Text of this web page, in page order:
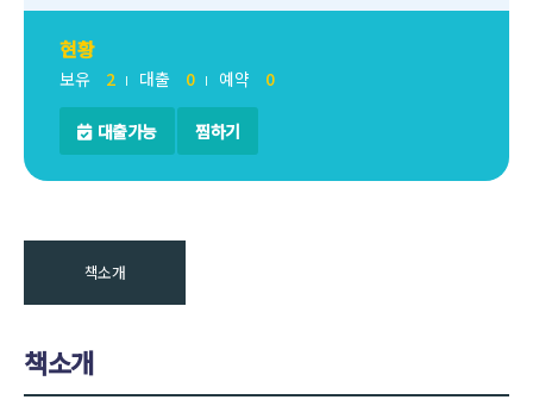
현황
보유 2 대출 0 예약 0
대출가능 찜하기
책소개
책소개